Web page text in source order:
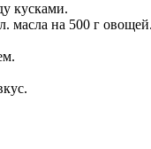
кусками.
масла на 500 г овощей.